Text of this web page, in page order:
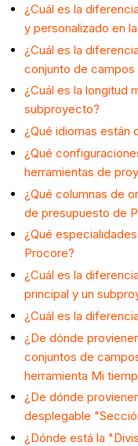
¿Cuál es la
y personalizado en
¿Cuál es la
conjunto de
¿Cuál es la longitud
subproyecto?
¿Qué idiomas están
¿Qué
herramientas de
¿Qué columnas de
de presupuesto de
¿Qué
Procore?
¿Cuál es la
principal y un
¿Cuál es la
¿De dónde
conjuntos de
herramienta Mi
¿De dónde
desplegable
¿Dónde está la